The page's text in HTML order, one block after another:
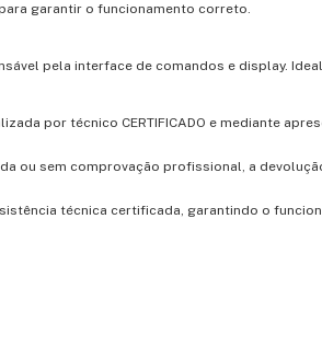
garantir o funcionamento correto.
pela interface de comandos e display.
por técnico CERTIFICADO e mediante
ou sem comprovação profissional, a
técnica certificada, garantindo o